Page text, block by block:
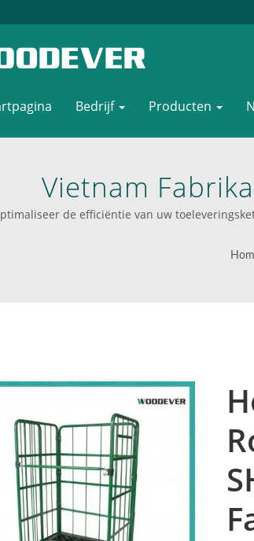
Bedrijf Producten
Vietnam
Ontwerp | BSC
Ultieme Bron
de efficiëntie van uw